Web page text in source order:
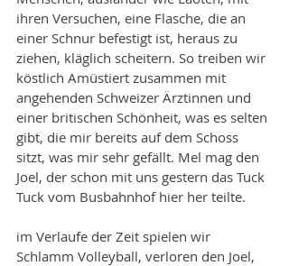
ihren Versuchen, eine Flasche, die an
einer Schnur befestigt ist, heraus zu
ziehen, kläglich scheitern. So treiben wir
köstlich Amüstiert zusammen mit
angehenden Schweizer Ärztinnen und
einer britischen Schönheit, was es selten
gibt, die mir bereits auf dem Schoss
sitzt, was mir sehr gefällt. Mel mag den
Joel, der schon mit uns gestern das Tuck
Tuck vom Busbahnhof hier her teilte.
im Verlaufe der Zeit spielen wir
Schlamm Volleyball, verloren den Joel,